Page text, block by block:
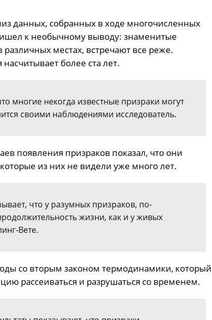
данных, собранных в ходе многочисленных
к необычному выводу: знаменитые
различных местах, встречают все реже.
насчитывает более ста лет.
многие некогда известные призраки могут
своими наблюдениями исследователь.
появления призраков показал, что они
из них не видели уже много лет.
что у разумных призраков, по-
жизни, как и у живых
Вете.
со вторым законом термодинамики, который
рассеиваться и разрушаться со временем.